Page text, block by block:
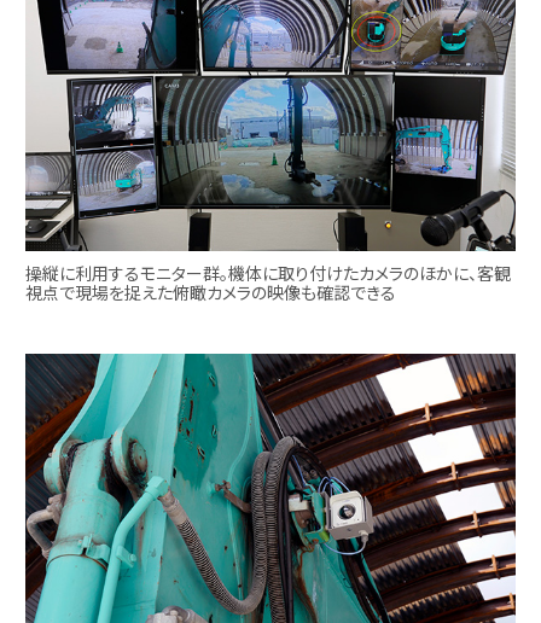
操縦に利用するモニター群。機体に取り付けたカメラのほかに、客観
視点で現場を捉えた俯瞰カメラの映像も確認できる